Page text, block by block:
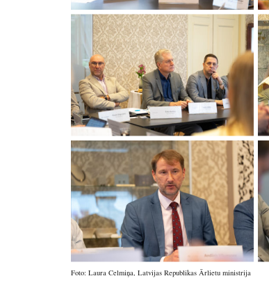
Foto: Laura Celmiņa, Latvijas Republikas Ārlietu ministrija